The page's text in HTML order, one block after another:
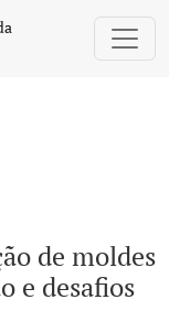
de injeção
de moldes
e desafios